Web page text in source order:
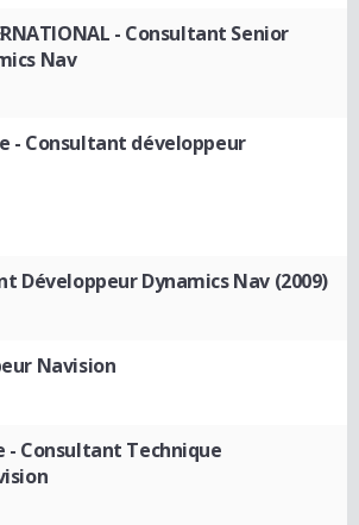
- Consultant Senior
Nav
- Consultant développeur
Développeur Dynamics Nav (2009)
Navision
- Consultant Technique